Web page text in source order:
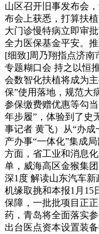
山区召开旧事发布会
布会上获悉，打算扶
大门诊慢特病立即审
全力医保基金平安。
[细致]周乃翔指点济南
专题糊口会 持之以恒
会数智化扶植将成为
保”使用落地，规范大
参保缴费赠优惠等勾
年步履”，体验到了史
事记者 黄飞）从“办成
产办事“一体化”集成
方面，省工业和消息
单，威海高区金猴集
深1度 解读山东汽车
机缘取挑和本报1月15
保障，一批批项目正
药，青岛将全面落实
出台医点资本设置装